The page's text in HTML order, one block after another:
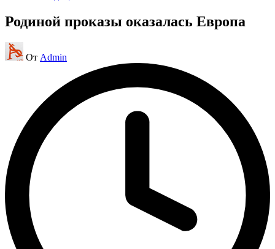
Родиной проказы оказалась Европа
Запись
от
От Admin